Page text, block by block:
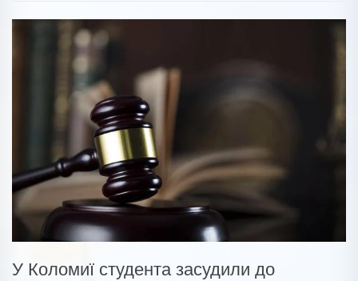
У Коломиї студента засудили до